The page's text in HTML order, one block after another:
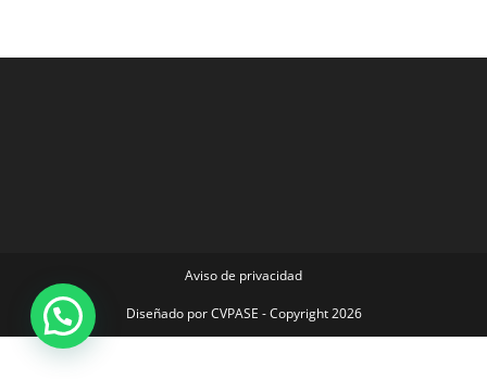
Aviso de privacidad
Diseñado porCVPASE - Copyright 2026